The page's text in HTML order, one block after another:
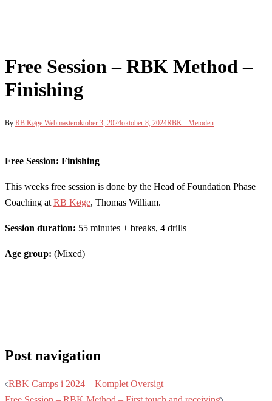
Free Session – RBK Method –
Finishing
By RB Køge Webmasteroktober 3, 2024oktober 8, 2024RBK - Metoden
Free Session: Finishing
This weeks free session is done by the Head of Foundation Phase
Coaching at RB Køge, Thomas William.
Session duration: 55 minutes + breaks, 4 drills
Age group: (Mixed)
Post navigation
RBK Camps i 2024 – Komplet Oversigt